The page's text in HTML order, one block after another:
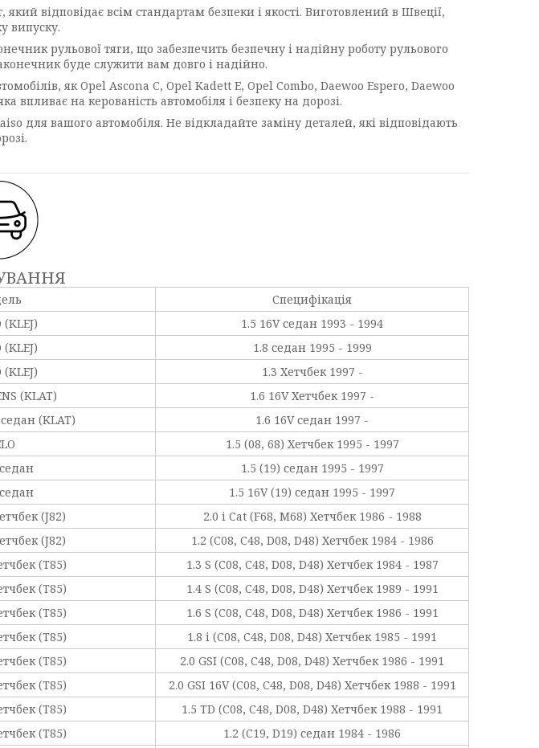
відповідає всім стандартам безпеки і якості. Виготовлений в Швеції,
випуску.
рульової тяги, що забезпечить безпечну і надійну роботу рульового
буде служити вам довго і надійно.
як Opel Ascona C, Opel Kadett E, Opel Combo, Daewoo Espero, Daewoo
впливає на керованість автомобіля і безпеку на дорозі.
для вашого автомобіля. Не відкладайте заміну деталей, які відповідають
Специфікація
(KLEJ)
1.5 16V седан 1993 - 1994
(KLEJ)
1.8 седан 1995 - 1999
(KLEJ)
1.3 Хетчбек 1997 -
(KLAT)
1.6 16V Хетчбек 1997 -
седан (KLAT)
1.6 16V седан 1997 -
1.5 (08, 68) Хетчбек 1995 - 1997
1.5 (19) седан 1995 - 1997
1.5 16V (19) седан 1995 - 1997
(J82)
2.0 i Cat (F68, M68) Хетчбек 1986 - 1988
(J82)
1.2 (C08, C48, D08, D48) Хетчбек 1984 - 1986
(T85)
1.3 S (C08, C48, D08, D48) Хетчбек 1984 - 1987
(T85)
1.4 S (C08, C48, D08, D48) Хетчбек 1989 - 1991
(T85)
1.6 S (C08, C48, D08, D48) Хетчбек 1986 - 1991
(T85)
1.8 i (C08, C48, D08, D48) Хетчбек 1985 - 1991
(T85)
2.0 GSI (C08, C48, D08, D48) Хетчбек 1986 - 1991
(T85)
2.0 GSI 16V (C08, C48, D08, D48) Хетчбек 1988 - 1991
(T85)
1.5 TD (C08, C48, D08, D48) Хетчбек 1988 - 1991
(T85)
1.2 (C19, D19) седан 1984 - 1986